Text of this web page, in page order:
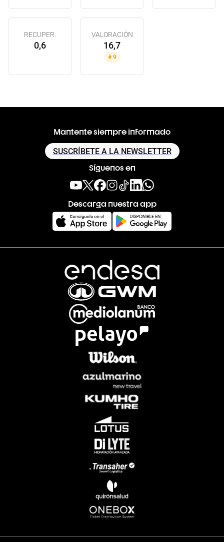
RECUPER.
0,6
VALORACIÓN
16,7
# 9
Mantente siempre informado
SUSCRÍBETE A LA NEWSLETTER
Síguenos en
Descarga nuestra app